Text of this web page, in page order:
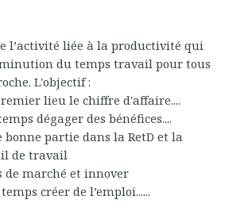
l’activité liée à la productivité qui
du temps travail pour tous
L'objectif :
lieu le chiffre d'affaire....
dégager des bénéfices....
partie dans la RetD et la
de travail
de marché et innover
créer de l’emploi......